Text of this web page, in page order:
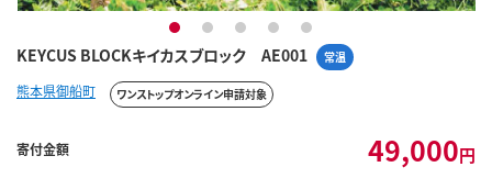
KEYCUS BLOCKキイカスブロック AE001 常温
1 2 3 4 5
熊本県御船町 ワンストップオンライン申請対象
寄付金額 49,000円